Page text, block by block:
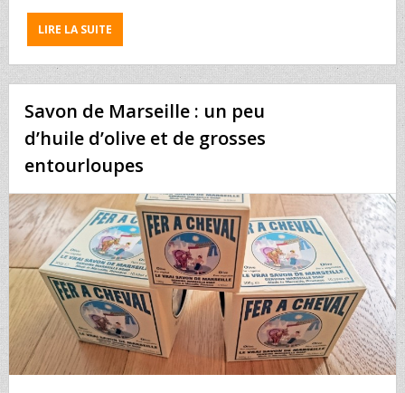
LIRE LA SUITEABOUT
NE
CHOISISSEZ
ŒUFS
AU
HASARD
!
Savon de Marseille : un peu
d’huile d’olive et de grosses
entourloupes